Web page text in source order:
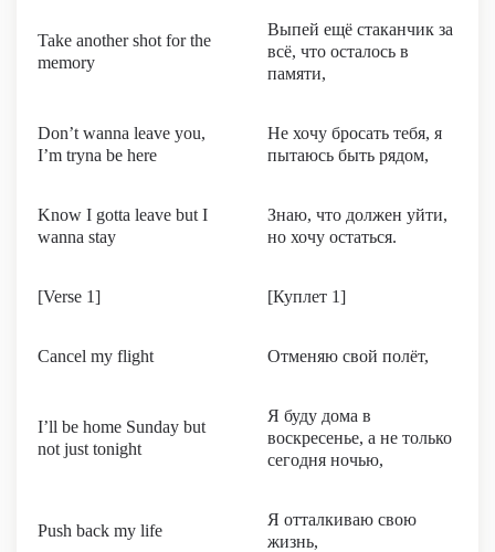
Take another shot for the
memory
Выпей ещё стаканчик за
всё, что осталось в
памяти,
Don’t wanna leave you,
I’m tryna be here
Не хочу бросать тебя, я
пытаюсь быть рядом,
Know I gotta leave but I
wanna stay
Знаю, что должен уйти,
но хочу остаться.
[Verse 1] [Куплет 1]
Cancel my flight Отменяю свой полёт,
I’ll be home Sunday but
not just tonight
Я буду дома в
воскресенье, а не только
сегодня ночью,
Push back my life
Я отталкиваю свою
жизнь,